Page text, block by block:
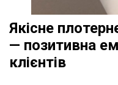
Якісне
— позитивна
клієнтів